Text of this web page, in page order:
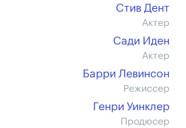
Стив Дент
Актер
Сади Иден
Актер
Барри Левинсон
Режиссер
Генри Уинклер
Продюсер